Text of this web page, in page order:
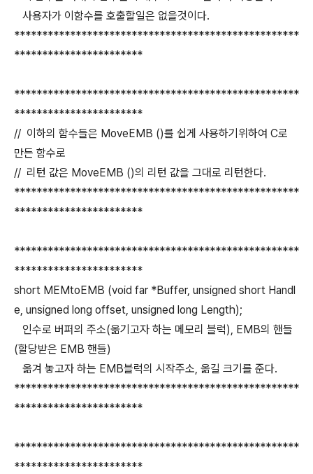
사용자가 이함수를 호출할일은 없을것이다.
***************************************************
***********************
***************************************************
***********************
// 이하의 함수들은 MoveEMB ()를 쉽게 사용하기위하여 C로
만든 함수로
// 리턴 값은 MoveEMB ()의 리턴 값을 그대로 리턴한다.
***************************************************
***********************
***************************************************
***********************
short MEMtoEMB (void far *Buffer, unsigned short Handl
e, unsigned long offset, unsigned long Length);
인수로 버퍼의 주소(옮기고자 하는 메모리 블럭), EMB의 핸들
(할당받은 EMB 핸들)
옮겨 놓고자 하는 EMB블럭의 시작주소, 옮길 크기를 준다.
***************************************************
***********************
***************************************************
***********************